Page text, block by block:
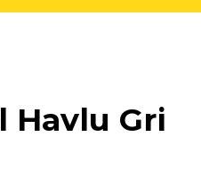
Havlu Gri